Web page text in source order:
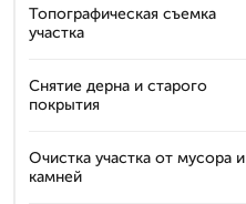
Топографическая съемка
участка
Снятие дерна и старого
покрытия
Очистка участка от мусора и
камней